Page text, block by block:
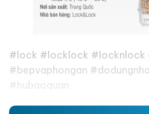
#lock #locklock #locknlock
#bepvaphongan
#hubaoquan